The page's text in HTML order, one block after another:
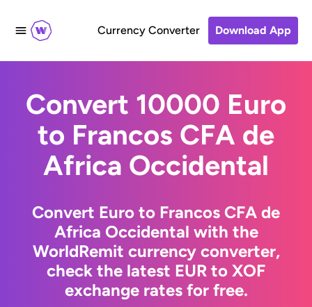
Currency Converter Download App
Convert 10000 Euro
to Francos CFA de
Africa Occidental
Convert Euro to Francos CFA de
Africa Occidental with the
WorldRemit currency converter,
check the latest EUR to XOF
exchange rates for free.